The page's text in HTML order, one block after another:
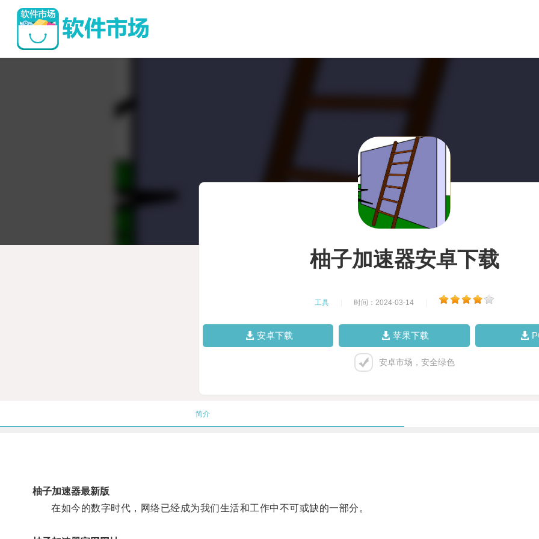
柚子加速器安卓下载
工具 时间：2024-03-14
安卓下载 苹果下载
安卓市场，安全绿色
简介
柚子加速器最新版
在如今的数字时代，网络已经成为我们生活和工作中不可或缺的一部分。